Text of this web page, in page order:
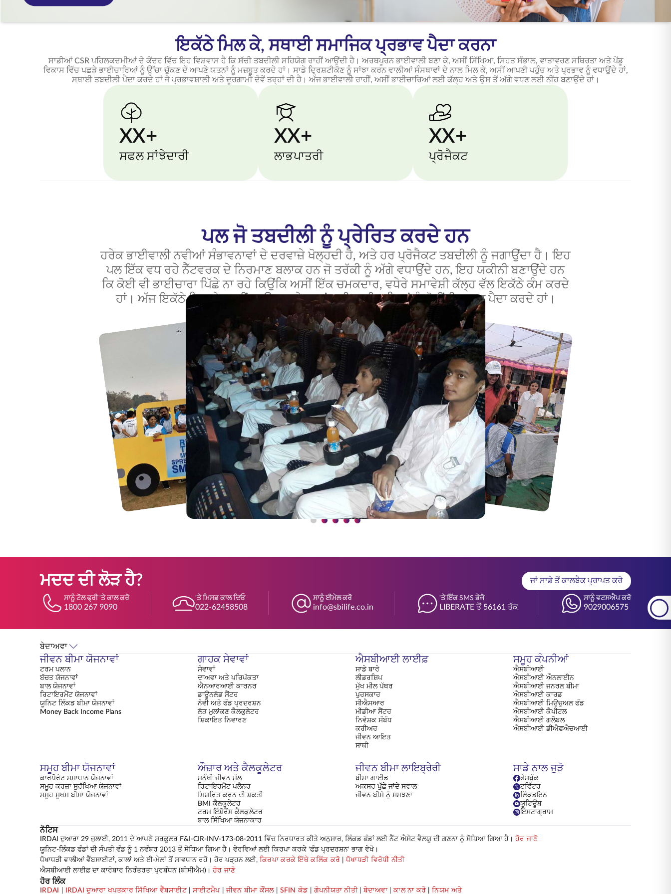
ਇਕੱਠੇ ਮਿਲ ਕੇ, ਸਥਾਈ ਸਮਾਜਿਕ ਪ੍ਰਭਾਵ ਪੈਦਾ ਕਰਨਾ
ਸਾਡੀਆਂ CSR ਪਹਿਲਕਦਮੀਆਂ ਦੇ ਕੇਂਦਰ ਵਿੱਚ ਇਹ ਵਿਸ਼ਵਾਸ ਹੈ ਕਿ ਸੱਚੀ ਤਬਦੀਲੀ ਸਹਿਯੋਗ ਰਾਹੀਂ ਆਉਂਦੀ ਹੈ। ਅਰਥਪੂਰਨ ਭਾਈਵਾਲੀ ਬਣਾ ਕੇ, ਅਸੀਂ ਸਿੱਖਿਆ, ਸਿਹਤ ਸੰਭਾਲ, ਵਾਤਾਵਰਣ ਸਥਿਰਤਾ ਅਤੇ ਪੇਂਡੂ
ਵਿਕਾਸ ਵਿੱਚ ਪਛੜੇ ਭਾਈਚਾਰਿਆਂ ਨੂੰ ਉੱਚਾ ਚੁੱਕਣ ਦੇ ਆਪਣੇ ਯਤਨਾਂ ਨੂੰ ਮਜ਼ਬੂਤ ਕਰਦੇ ਹਾਂ। ਸਾਡੇ ਦ੍ਰਿਸ਼ਟੀਕੋਣ ਨੂੰ ਸਾਂਝਾ ਕਰਨ ਵਾਲੀਆਂ ਸੰਸਥਾਵਾਂ ਦੇ ਨਾਲ ਮਿਲ ਕੇ, ਅਸੀਂ ਆਪਣੀ ਪਹੁੰਚ ਅਤੇ ਪ੍ਰਭਾਵ ਨੂੰ ਵਧਾਉਂਦੇ ਹਾਂ,
ਸਥਾਈ ਤਬਦੀਲੀ ਪੈਦਾ ਕਰਦੇ ਹਾਂ ਜੋ ਪ੍ਰਭਾਵਸ਼ਾਲੀ ਅਤੇ ਦੂਰਗਾਮੀ ਦੋਵੇਂ ਤਰ੍ਹਾਂ ਦੀ ਹੈ। ਅੱਜ ਭਾਈਵਾਲੀ ਰਾਹੀਂ, ਅਸੀਂ ਭਾਈਚਾਰਿਆਂ ਲਈ ਕੱਲ੍ਹ ਅਤੇ ਉਸ ਤੋਂ ਅੱਗੇ ਵਧਣ ਲਈ ਨੀਂਹ ਬਣਾਉਂਦੇ ਹਾਂ।
XX+
ਸਫਲ ਸਾਂਝੇਦਾਰੀ
XX+
ਲਾਭਪਾਤਰੀ
XX+
ਪ੍ਰੋਜੈਕਟ
ਪਲ ਜੋ ਤਬਦੀਲੀ ਨੂੰ ਪ੍ਰੇਰਿਤ ਕਰਦੇ ਹਨ
ਹਰੇਕ ਭਾਈਵਾਲੀ ਨਵੀਆਂ ਸੰਭਾਵਨਾਵਾਂ ਦੇ ਦਰਵਾਜ਼ੇ ਖੋਲ੍ਹਦੀ ਹੈ, ਅਤੇ ਹਰ ਪ੍ਰੋਜੈਕਟ ਤਬਦੀਲੀ ਨੂੰ ਜਗਾਉਂਦਾ ਹੈ। ਇਹ
ਪਲ ਇੱਕ ਵਧ ਰਹੇ ਨੈੱਟਵਰਕ ਦੇ ਨਿਰਮਾਣ ਬਲਾਕ ਹਨ ਜੋ ਤਰੱਕੀ ਨੂੰ ਅੱਗੇ ਵਧਾਉਂਦੇ ਹਨ, ਇਹ ਯਕੀਨੀ ਬਣਾਉਂਦੇ ਹਨ
ਕਿ ਕੋਈ ਵੀ ਭਾਈਚਾਰਾ ਪਿੱਛੇ ਨਾ ਰਹੇ ਕਿਉਂਕਿ ਅਸੀਂ ਇੱਕ ਚਮਕਦਾਰ, ਵਧੇਰੇ ਸਮਾਵੇਸ਼ੀ ਕੱਲ੍ਹ ਵੱਲ ਇਕੱਠੇ ਕੰਮ ਕਰਦੇ
ਹਾਂ। ਅੱਜ ਇਕੱਠੇ ਮਿਲ ਕੇ, ਅਸੀਂ ਆਉਣ ਵਾਲੇ ਸਾਲਾਂ ਲਈ ਭਾਈਚਾਰਿਆਂ ਨੂੰ ਲੋੜੀਂਦੀ ਤਾਕਤ ਪੈਦਾ ਕਰਦੇ ਹਾਂ।
ਮਦਦ ਦੀ ਲੋੜ ਹੈ? ਜਾਂ ਸਾਡੇ ਤੋਂ ਕਾਲਬੈਕ ਪ੍ਰਾਪਤ ਕਰੋ
ਸਾਨੂੰ ਟੋਲ ਫ੍ਰੀ 'ਤੇ ਕਾਲ ਕਰੋ
1800 267 9090
'ਤੇ ਮਿਸਡ ਕਾਲ ਦਿਓ
022-62458508
ਸਾਨੂੰ ਈਮੇਲ ਕਰੋ
info@sbilife.co.in
'ਤੇ ਇੱਕ SMS ਭੇਜੋ
LIBERATE ਤੋਂ 56161 ਤੱਕ
ਸਾਨੂੰ ਵਟਸਐਪ ਕਰੋ
9029006575
ਬੇਦਾਅਵਾ
ਜੀਵਨ ਬੀਮਾ ਯੋਜਨਾਵਾਂ
ਟਰਮ ਪਲਾਨ
ਬੱਚਤ ਯੋਜਨਾਵਾਂ
ਬਾਲ ਯੋਜਨਾਵਾਂ
ਰਿਟਾਇਰਮੈਂਟ ਯੋਜਨਾਵਾਂ
ਯੂਨਿਟ ਲਿੰਕਡ ਬੀਮਾ ਯੋਜਨਾਵਾਂ
Money Back Income Plans
ਗਾਹਕ ਸੇਵਾਵਾਂ
ਸੇਵਾਵਾਂ
ਦਾਅਵਾ ਅਤੇ ਪਰਿਪੱਕਤਾ
ਐਨਆਰਆਈ ਕਾਰਨਰ
ਡਾਊਨਲੋਡ ਸੈਂਟਰ
ਨੇਵੀ ਅਤੇ ਫੰਡ ਪ੍ਰਦਰਸ਼ਨ
ਲੋੜ ਮੁਲਾਂਕਣ ਕੈਲਕੁਲੇਟਰ
ਸ਼ਿਕਾਇਤ ਨਿਵਾਰਣ
ਐਸਬੀਆਈ ਲਾਈਫ਼
ਸਾਡੇ ਬਾਰੇ
ਲੀਡਰਸ਼ਿਪ
ਮੁੱਖ ਮੀਲ ਪੱਥਰ
ਪੁਰਸਕਾਰ
ਸੀਐਸਆਰ
ਮੀਡੀਆ ਸੈਂਟਰ
ਨਿਵੇਸ਼ਕ ਸੰਬੰਧ
ਕਰੀਅਰ
ਜੀਵਨ ਆਇਤ
ਸਾਥੀ
ਸਮੂਹ ਕੰਪਨੀਆਂ
ਐਸਬੀਆਈ
ਐਸਬੀਆਈ ਔਨਲਾਈਨ
ਐਸਬੀਆਈ ਜਨਰਲ ਬੀਮਾ
ਐਸਬੀਆਈ ਕਾਰਡ
ਐਸਬੀਆਈ ਮਿਉਚੁਅਲ ਫੰਡ
ਐਸਬੀਆਈ ਕੈਪੀਟਲ
ਐਸਬੀਆਈ ਗਲੋਬਲ
ਐਸਬੀਆਈ ਡੀਐਫਐਚਆਈ
ਸਮੂਹ ਬੀਮਾ ਯੋਜਨਾਵਾਂ
ਕਾਰਪੋਰੇਟ ਸਮਾਧਾਨ ਯੋਜਨਾਵਾਂ
ਸਮੂਹ ਕਰਜ਼ਾ ਸੁਰੱਖਿਆ ਯੋਜਨਾਵਾਂ
ਸਮੂਹ ਸੂਖਮ ਬੀਮਾ ਯੋਜਨਾਵਾਂ
ਔਜ਼ਾਰ ਅਤੇ ਕੈਲਕੂਲੇਟਰ
ਮਨੁੱਖੀ ਜੀਵਨ ਮੁੱਲ
ਰਿਟਾਇਰਮੈਂਟ ਪਲੈਨਰ
ਮਿਸ਼ਰਿਤ ਕਰਨ ਦੀ ਸ਼ਕਤੀ
BMI ਕੈਲਕੁਲੇਟਰ
ਟਰਮ ਇੰਸ਼ੋਰੈਂਸ ਕੈਲਕੁਲੇਟਰ
ਬਾਲ ਸਿੱਖਿਆ ਯੋਜਨਾਕਾਰ
ਜੀਵਨ ਬੀਮਾ ਲਾਇਬ੍ਰੇਰੀ
ਬੀਮਾ ਗਾਈਡ
ਅਕਸਰ ਪੁੱਛੇ ਜਾਂਦੇ ਸਵਾਲ
ਜੀਵਨ ਬੀਮੇ ਨੂੰ ਸਮਝਣਾ
ਸਾਡੇ ਨਾਲ ਜੁੜੋ
ਫੇਸਬੁੱਕ
ਟਵਿੱਟਰ
ਲਿੰਕਡਇਨ
ਯੂਟਿਊਬ
ਇੰਸਟਾਗ੍ਰਾਮ
ਨੋਟਿਸ
IRDAI ਦੁਆਰਾ 29 ਜੁਲਾਈ, 2011 ਦੇ ਆਪਣੇ ਸਰਕੂਲਰ F&I-CIR-INV-173-08-2011 ਵਿੱਚ ਨਿਰਧਾਰਤ ਕੀਤੇ ਅਨੁਸਾਰ, ਲਿੰਕਡ ਫੰਡਾਂ ਲਈ ਨੈੱਟ ਐਸੇਟ ਵੈਲਯੂ ਦੀ ਗਣਨਾ ਨੂੰ ਸੋਧਿਆ ਗਿਆ ਹੈ।ਹੋਰ ਜਾਣੋ
ਯੂਨਿਟ-ਲਿੰਕਡ ਫੰਡਾਂ ਦੀ ਸੰਪਤੀ ਵੰਡ ਨੂੰ 1 ਨਵੰਬਰ 2013 ਤੋਂ ਸੋਧਿਆ ਗਿਆ ਹੈ। ਵੇਰਵਿਆਂ ਲਈ ਕਿਰਪਾ ਕਰਕੇ 'ਫੰਡ ਪ੍ਰਦਰਸ਼ਨ' ਭਾਗ ਵੇਖੋ।
ਧੋਖਾਧੜੀ ਵਾਲੀਆਂ ਵੈੱਬਸਾਈਟਾਂ, ਕਾਲਾਂ ਅਤੇ ਈ-ਮੇਲਾਂ ਤੋਂ ਸਾਵਧਾਨ ਰਹੋ। ਹੋਰ ਪੜ੍ਹਨ ਲਈ, ਕਿਰਪਾ ਕਰਕੇ ਇੱਥੇ ਕਲਿੱਕ ਕਰੋ |ਧੋਖਾਧੜੀ ਵਿਰੋਧੀ ਨੀਤੀ
ਐਸਬੀਆਈ ਲਾਈਫ਼ ਦਾ ਕਾਰੋਬਾਰ ਨਿਰੰਤਰਤਾ ਪ੍ਰਬੰਧਨ (ਬੀਸੀਐਮ)।ਹੋਰ ਜਾਣੋ
ਹੋਰ ਲਿੰਕ
IRDAI IRDAI ਦੁਆਰਾ ਖਪਤਕਾਰ ਸਿੱਖਿਆ ਵੈੱਬਸਾਈਟ|ਸਾਈਟਮੈਪ|ਜੀਵਨ ਬੀਮਾ ਕੌਂਸਲ| SFIN ਕੋਡ| ਗੋਪਨੀਯਤਾ ਨੀਤੀ|ਬੇਦਾਅਵਾ|ਕਾਲ ਨਾ ਕਰੋ |ਨਿਯਮ ਅਤੇ